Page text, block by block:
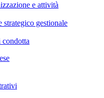
e attività
gestionale